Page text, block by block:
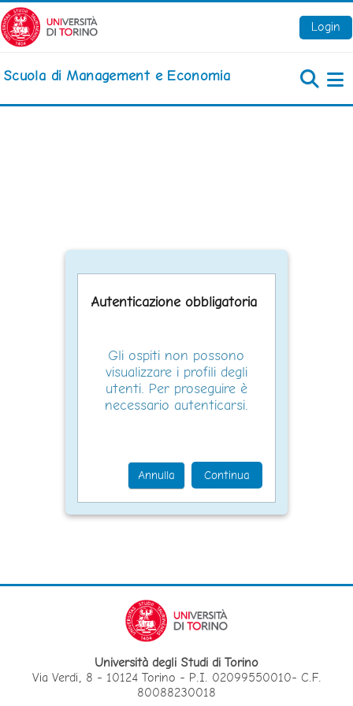
Vai al contenuto principale
Login
Scuola di Management e Economia
Autenticazione obbligatoria
Gli ospiti non possono
visualizzare i profili degli
utenti. Per proseguire è
necessario autenticarsi.
Annulla Continua
Università degli Studi di Torino
Via Verdi, 8 - 10124 Torino - P.I. 02099550010- C.F.
80088230018